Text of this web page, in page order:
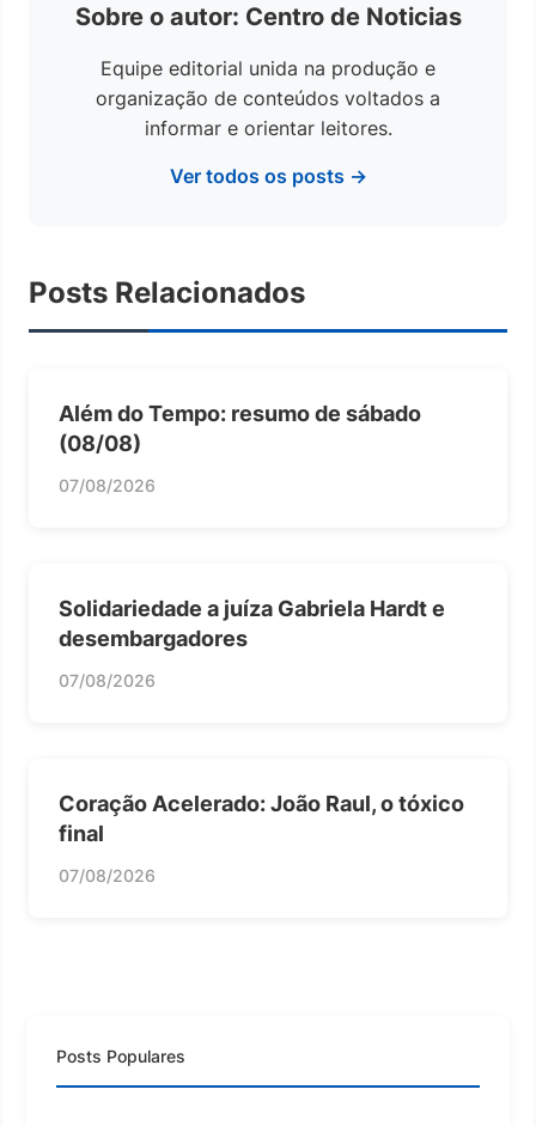
Sobre o autor: Centro de Noticias
Equipe editorial unida na produção e
organização de conteúdos voltados a
informar e orientar leitores.
Ver todos os posts →
Posts Relacionados
Além do Tempo: resumo de sábado
(08/08)
07/08/2026
Solidariedade a juíza Gabriela Hardt e
desembargadores
07/08/2026
Coração Acelerado: João Raul, o tóxico
final
07/08/2026
Posts Populares